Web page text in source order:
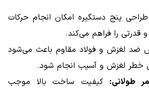
طراحی پنج دستگیره امکان انجام حرکات
قدرتی را فراهم می‌کند.
ضد لغزش و فولاد مقاوم باعث می‌شود
خطر لغزش و آسیب انجام شود.
طولانی: کیفیت ساخت بالا موجب